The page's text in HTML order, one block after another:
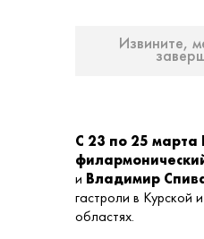
Извините,
С 23 по 25
и Владимир
гастроли в Курской
областях.